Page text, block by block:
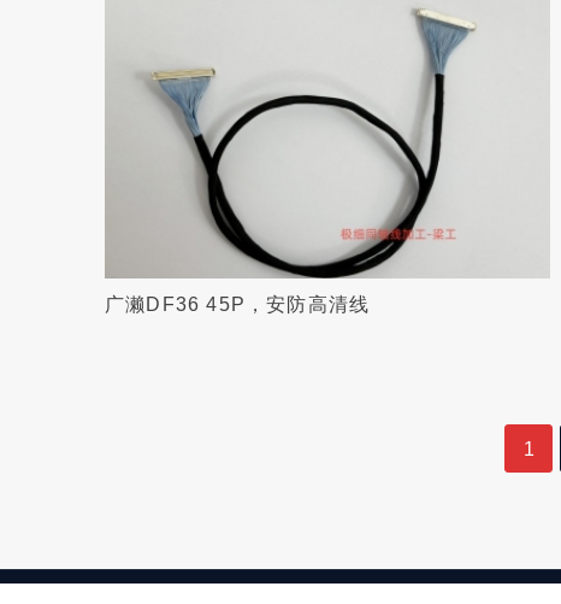
广濑DF36 45P，安防高清线
1